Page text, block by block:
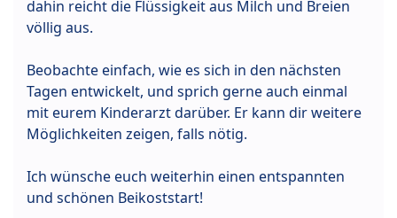
dahin reicht die Flüssigkeit aus Milch und Breien
völlig aus.
Beobachte einfach, wie es sich in den nächsten
Tagen entwickelt, und sprich gerne auch einmal
mit eurem Kinderarzt darüber. Er kann dir weitere
Möglichkeiten zeigen, falls nötig.
Ich wünsche euch weiterhin einen entspannten
und schönen Beikoststart!